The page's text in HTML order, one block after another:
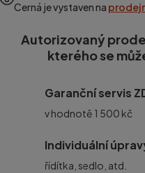
Cerná je vystaven na
Autorizovaný
kterého se
Garanční servis
v hodnotě 1 500 kč
Individuální
řídítka, sedlo, atd.